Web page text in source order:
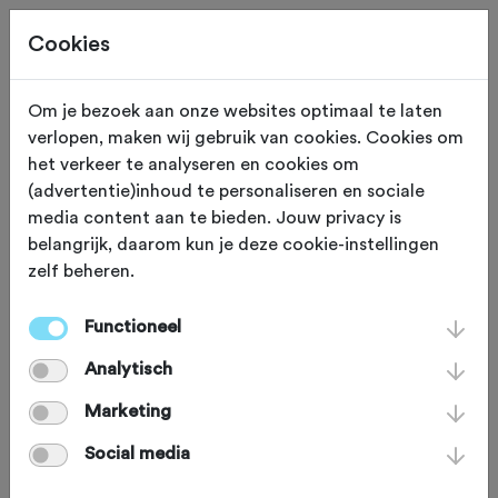
EXPO Nijmegen
Velorama
Het Nationaal Fietsmuseum Velorama
is een museum gevestigd in een
historisch pand aan de Waalkade in
Nijmegen. Dit pand maakte eens deel
uit van de vestingwerken van de stad
Cookies
Om je bezoek aan onze websites optimaal te laten
verlopen, maken wij gebruik van cookies. Cookies om
het verkeer te analyseren en cookies om
(advertentie)inhoud te personaliseren en sociale
media content aan te bieden. Jouw privacy is
belangrijk, daarom kun je deze cookie-instellingen
zelf beheren.
Functioneel
Analytisch
Marketing
Social media